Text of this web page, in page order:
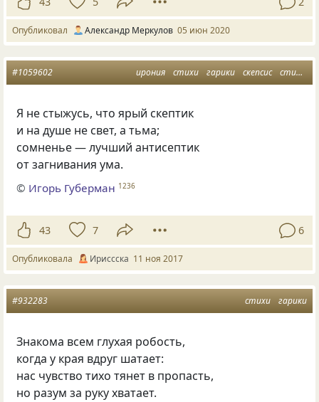
Опубликовал Александр Меркулов 05 июн 2020
ирония стихи гарики скепсис стишкалики п
#1059602
Я не стыжусь, что ярый скептик
и на душе не свет, а тьма;
сомненье — лучший антисептик
от загнивания ума.
© Игорь Губерман 1236
43 7 6
Опубликовала Ириссска 11 ноя 2017
стихи гарики
#932283
Знакома всем глухая робость,
когда у края вдруг шатает:
нас чувство тихо тянет в пропасть,
но разум за руку хватает.